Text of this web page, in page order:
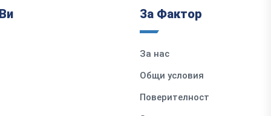
За Фактор
За нас
Общи условия
Поверителност